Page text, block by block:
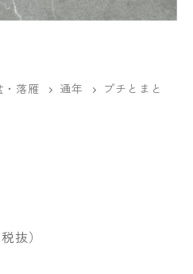
・落雁 通年 プチとまと
抜）